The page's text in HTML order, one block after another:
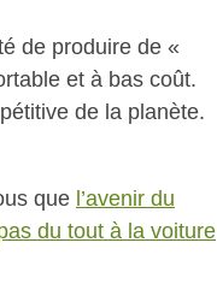
de produire de «
et à bas coût.
de la planète.
que l’avenir du
du tout à la voiture